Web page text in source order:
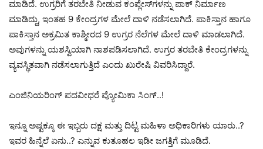
ಮಾಡಿದೆ. ಉಗ್ರರಿಗೆ ತರಬೇತಿ ನೀಡುವ ಕಂಪ್ಲೇಸ್‌ಗಳನ್ನು ಪಾಕ್ ನಿರ್ಮಾಣ
ಮಾಡಿದ್ದು, ಇಂತಹ 9 ಕೇಂದ್ರಗಳ ಮೇಲೆ ದಾಳಿ ನಡೆಸಲಾಗಿದೆ. ಪಾಕಿಸ್ತಾನ ಹಾಗೂ
ಪಾಕಿಸ್ತಾನ ಅಕ್ರಮಿತ ಕಾಶ್ಮೀರದ 9 ಉಗ್ರರ ನೆಲೆಗಳ ಮೇಲೆ ದಾಳಿ ಮಾಡಲಾಗಿದೆ.
ಅವುಗಳನ್ನು ಯಶಸ್ವಿಯಾಗಿ ನಾಶಪಡಿಸಲಾಗಿದೆ. ಉಗ್ರರ ತರಬೇತಿ ಕೇಂದ್ರಗಳನ್ನು
ವ್ಯವಸ್ಥಿತವಾಗಿ ನಡೆಸಲಾಗುತ್ತಿದೆ ಎಂದು ಖುರೇಷಿ ವಿವರಿಸಿದ್ದಾರೆ.
ಎಂಜಿನಿಯರಿಂಗ್ ಪದವೀಧರೆ ವ್ಯೋಮಿಕಾ ಸಿಂಗ್..!
ಇನ್ನೂ ಅಷ್ಟಕ್ಕೂ ಈ ಇಬ್ಬರು ದಕ್ಷ ಮತ್ತು ದಿಟ್ಟ ಮಹಿಳಾ ಅಧಿಕಾರಿಗಳು ಯಾರು..?
ಇವರ ಹಿನ್ನೆಲೆ ಏನು..? ಎನ್ನುವ ಕುತೂಹಲ ಇಡೀ ಜಗತ್ತಿಗೆ ಮೂಡಿದೆ.